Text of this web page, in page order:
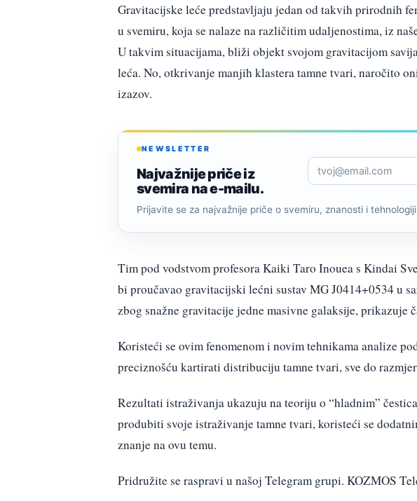
Gravitacijske leće predstavljaju jedan od takvih prirodnih
u svemiru, koja se nalaze na različitim udaljenostima, iz
U takvim situacijama, bliži objekt svojom gravitacijom
leća. No, otkrivanje manjih klastera tamne tvari, naročito
izazov.
NEWSLETTER
Najvažnije priče iz
svemira na e-mailu.
Prijavite se za najvažnije priče o svemiru, znanosti i
Tim pod vodstvom profesora Kaiki Taro Inouea s Kindai
bi proučavao gravitacijski lećni sustav MG J0414+0534 u
zbog snažne gravitacije jedne masivne galaksije, prikazuje
Koristeći se ovim fenomenom i novim tehnikama analize
preciznošću kartirati distribuciju tamne tvari, sve do
Rezultati istraživanja ukazuju na teoriju o “hladnim”
produbiti svoje istraživanje tamne tvari, koristeći se
znanje na ovu temu.
Pridružite se raspravi u našoj Telegram grupi. KOZMOS